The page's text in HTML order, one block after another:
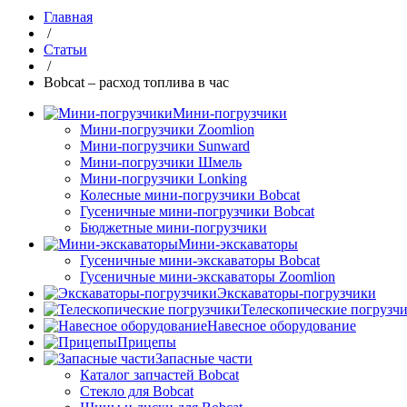
Главная
/
Статьи
/
Bobcat – расход топлива в час
Мини-погрузчики
Мини-погрузчики Zoomlion
Мини-погрузчики Sunward
Мини-погрузчики Шмель
Мини-погрузчики Lonking
Колесные мини-погрузчики Bobcat
Гусеничные мини-погрузчики Bobcat
Бюджетные мини-погрузчики
Мини-экскаваторы
Гусеничные мини-экскаваторы Bobcat
Гусеничные мини-экскаваторы Zoomlion
Экскаваторы-погрузчики
Телескопические
Навесное оборудование
Прицепы
Запасные части
Каталог запчастей Bobcat
Стекло для Bobcat